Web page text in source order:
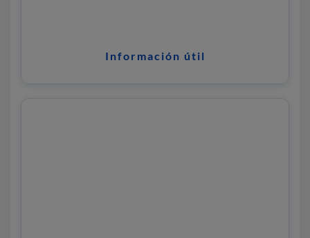
Información útil